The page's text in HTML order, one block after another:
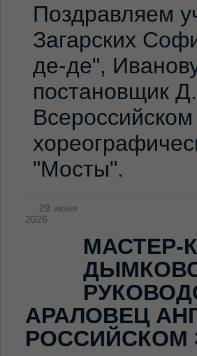
Поздравляем
Загарских
де-де",
постановщик
"Мосты".
29 июня
2026
МАСТЕР-
АРАЛОВЕЦ
РОССИЙСКОМ